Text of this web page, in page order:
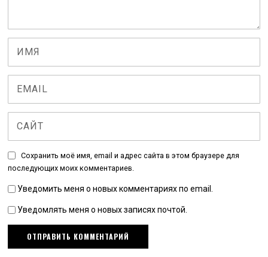
Сохранить моё имя, email и адрес сайта в этом браузере для
последующих моих комментариев.
Уведомить меня о новых комментариях по email.
Уведомлять меня о новых записях почтой.